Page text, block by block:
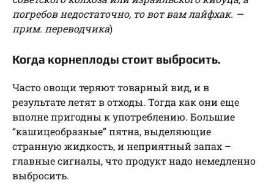
погребов недостаточно, то вот вам лайфхак. —
прим. переводчика)
Когда корнеплоды стоит выбросить.
Часто овощи теряют товарный вид, и в
результате летят в отходы. Тогда как они еще
вполне пригодны к употреблению. Большие
“кашицеобразные” пятна, выделяющие
странную жидкость, и неприятный запах –
главные сигналы, что продукт надо немедленно
выбросить.